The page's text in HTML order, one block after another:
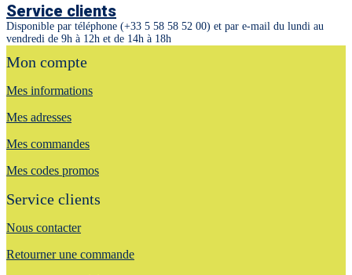
Service clients
Disponible par téléphone (+33 5 58 58 52 00) et par e-mail du lundi au
vendredi de 9h à 12h et de 14h à 18h
Mon compte
Mes informations
Mes adresses
Mes commandes
Mes codes promos
Service clients
Nous contacter
Retourner une commande